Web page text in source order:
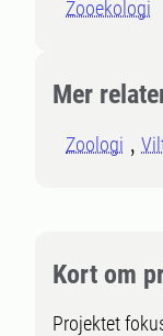
Zooekologi
Mer
Zoologi
Kort om
Projektet